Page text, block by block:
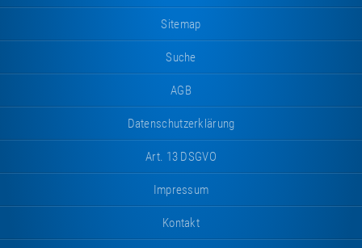
Sitemap
Suche
AGB
Datenschutzerklärung
Art. 13 DSGVO
Impressum
Kontakt